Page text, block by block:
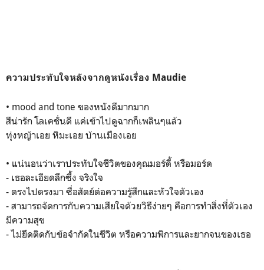
ความประทับใจหลังจากดูหนังเรื่อง Maudie
• mood and tone ของหนังดีมากมาก
สีน่ารัก โลเคชั่นดี แค่เข้าไปดูฉากก็เพลินๆแล้ว
ทุ่งหญ้าเอย หิมะเอย บ้านเมืองเอย
• แน่นอนว่าเราประทับใจชีวิตของคุณมอร์ดี้ หรือมอร์ด
- เธอละเอียดลึกซึ้ง จริงใจ
- ตรงไปตรงมา ซื่อสัตย์ต่อความรู้สึกและหัวใจตัวเอง
- สามารถจัดการกับความเสียใจด้วยวิธีง่ายๆ คือการทำสิ่งที่ตัวเอง
มีความสุข
- ไม่ยึดติดกับข้อจำกัดในชีวิต หรือความพิการและยากจนของเธอ